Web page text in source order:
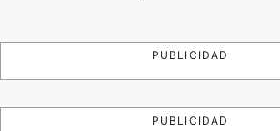
PUBLICIDAD
PUBLICIDAD